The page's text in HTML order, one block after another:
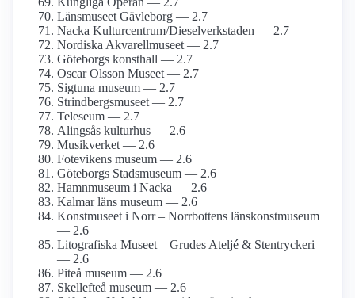
Länsmuseet Gävleborg — 2.7
Nacka Kulturcentrum/­Dieselverkstaden — 2.7
Nordiska Akvarellmuseet — 2.7
Göteborgs konsthall — 2.7
Oscar Olsson Museet — 2.7
Sigtuna museum — 2.7
Strindbergs­museet — 2.7
Teleseum — 2.7
Alingsås kulturhus — 2.6
Musikverket — 2.6
Fotevikens museum — 2.6
Göteborgs Stadsmuseum — 2.6
Hamnmuseum i Nacka — 2.6
Kalmar läns museum — 2.6
Konstmuseet i Norr – Norrbottens länskonst­museum
— 2.6
Litografiska Museet – Grudes Ateljé & Stentryckeri
— 2.6
Piteå museum — 2.6
Skellefteå museum — 2.6